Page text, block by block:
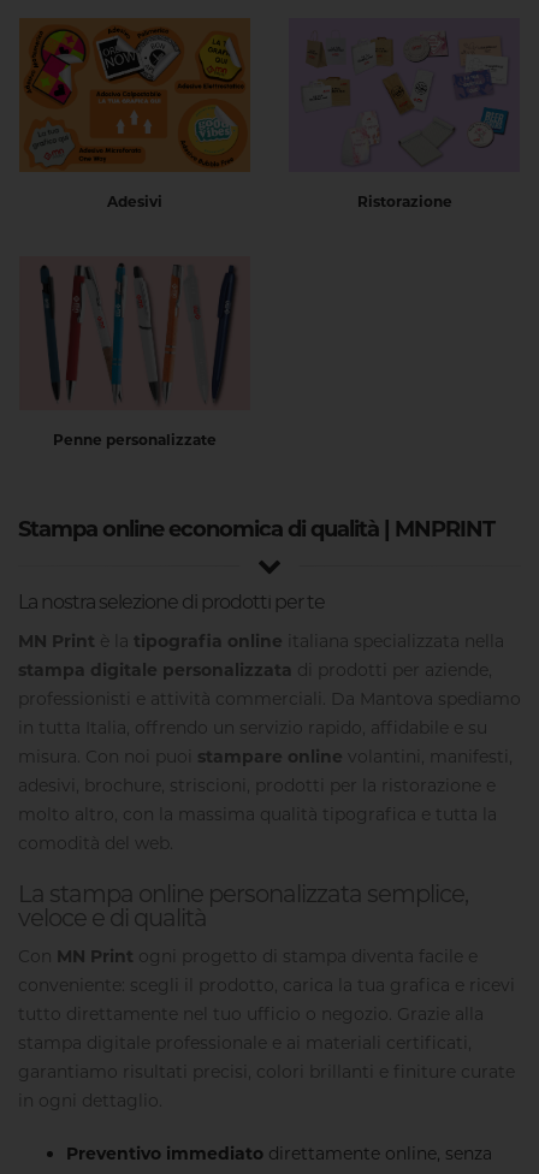
Adesivi Ristorazione
Penne personalizzate
Stampa online economica di qualità | MNPRINT
La nostra selezione di prodotti per te
MN Print è la tipografia online italiana specializzata nella
stampa digitale personalizzata di prodotti per aziende,
professionisti e attività commerciali. Da Mantova spediamo
in tutta Italia, offrendo un servizio rapido, affidabile e su
misura. Con noi puoi stampare online volantini, manifesti,
adesivi, brochure, striscioni, prodotti per la ristorazione e
molto altro, con la massima qualità tipografica e tutta la
comodità del web.
La stampa online personalizzata semplice,
veloce e di qualità
Con MN Print ogni progetto di stampa diventa facile e
conveniente: scegli il prodotto, carica la tua grafica e ricevi
tutto direttamente nel tuo ufficio o negozio. Grazie alla
stampa digitale professionale e ai materiali certificati,
garantiamo risultati precisi, colori brillanti e finiture curate
in ogni dettaglio.
Preventivo immediato direttamente online, senza